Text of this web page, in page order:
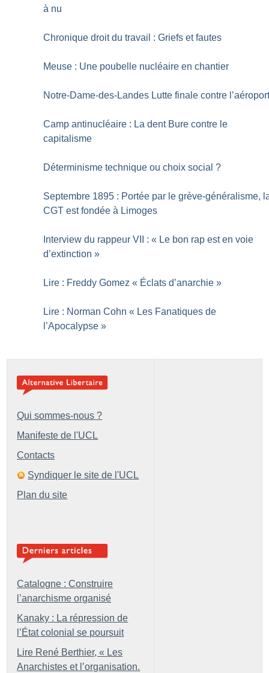
à nu
Chronique droit du travail : Griefs et fautes
Meuse : Une poubelle nucléaire en chantier
Notre-Dame-des-Landes Lutte finale contre
Camp antinucléaire : La dent Bure contre le
capitalisme
Déterminisme technique ou choix social ?
Septembre 1895 : Portée par le grève-généralisme,
CGT est fondée à Limoges
Interview du rappeur VII : « Le bon rap est en voie
d’extinction »
Lire : Freddy Gomez « Éclats d’anarchie »
Lire : Norman Cohn « Les Fanatiques de
l’Apocalypse »
Qui sommes-nous ?
Manifeste de l'UCL
Contacts
Syndiquer le site de l'UCL
Plan du site
Catalogne : Construire
l’anarchisme organisé
Kanaky : La répression de
l’État colonial se poursuit
Lire René Berthier, « Les
Anarchistes et l’organisation.